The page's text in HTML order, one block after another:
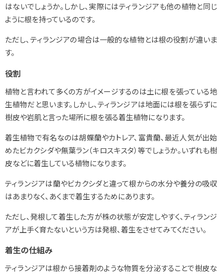
はないでしょうか。しかし、実際にはティランジアも他の植物と同じ
ように根を持っているのです。
ただし、ティランジアの場合は一般的な植物とは根の役割が違いま
す。
役割
植物と言われて多くの方がイメージするのは土に根を張っている地
生植物だと思います。しかし、ティランジアは地面には根を張らずに
樹皮や岩肌と言った場所に根を張る着生植物になります。
着生植物で有名なのは胡蝶蘭やカトレア、富貴蘭、最近人気が出始
めたビカクシダや無葉ラン（キロスキスタ）等でしょうか。いずれも樹
皮などに着生している植物になります。
ティランジアは蘭やビカクシダと違って根からの水分や養分の吸収
はあまりなく、あくまで着生するためにあります。
ただし、発根して着生した方が株の状態が安定しやすく、ティランジ
アが上手く育たないという方は発根、着生をさせてみてください。
着生の仕組み
ティランジアは根から接着剤のような物質を分泌することで樹皮な